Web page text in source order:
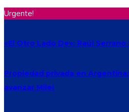
Urgente!
«El Otro Lado De»: Raúl Serrano
Propiedad privada en
avanzar Milei